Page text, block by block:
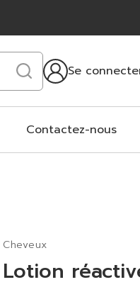
Se
Contactez-nous
Cheveux
Lotion